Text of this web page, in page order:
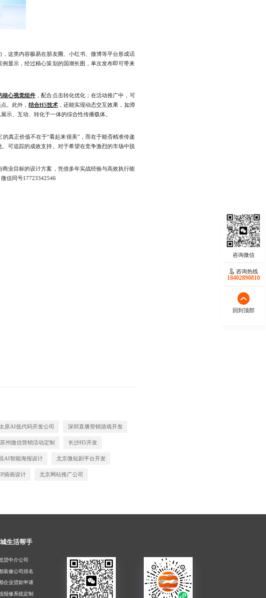
这类内容极易在朋友圈、小红书、微博等平台形成话
显示，经过精心策划的国潮长图，单次发布即可带来
核心视觉组件 ，配合点击转化优化；在活动推广中，可
。此外，结合H5技术 ，还能实现动态交互效果，如滑
示、互动、转化于一体的综合性传播载体。
真正价值不在于“看起来很美”，而在于能否精准传递
可追踪的成效支持。对于希望在竞争激烈的市场中脱
业目标的设计方案，凭借多年实战经验与高效执行能
信同号17723342546
原AI低代码开发公司 深圳直播营销游戏开发
苏州微信营销活动定制 长沙H5开发
AI智能海报设计 北京微短剧平台开发
插画设计 北京网站推广公司
城生活帮手
贷中介公司
装修公司排名
企业贷款申请
报修系统定制
咨询热线
18402890810
回到顶部